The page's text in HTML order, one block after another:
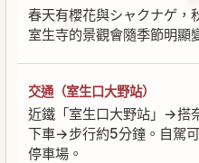
春天有櫻花與シャクナゲ，
室生寺的景觀會隨季節明顯
交通（室生口大野站）
近鐵「室生口大野站」→搭
下車→步行約5分鐘。自駕
停車場。